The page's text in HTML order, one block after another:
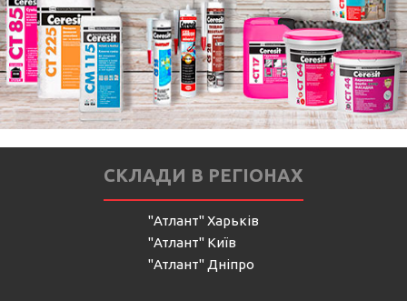
СКЛАДИ В РЕГІОНАХ
"Атлант" Харьків
"Атлант" Київ
"Атлант" Дніпро